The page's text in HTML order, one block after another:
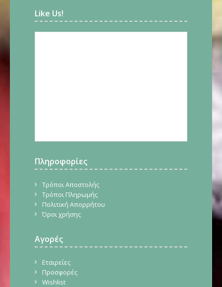
Like Us!
Πληροφορίες
Τρόποι Αποστολής
Τρόποι Πληρωμής
Πολιτική Απορρήτου
Όροι χρήσης
Αγορές
Εταιρείες
Προσφορές
Wishlist